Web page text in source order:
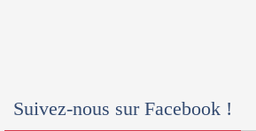
Suivez-nous sur Facebook !